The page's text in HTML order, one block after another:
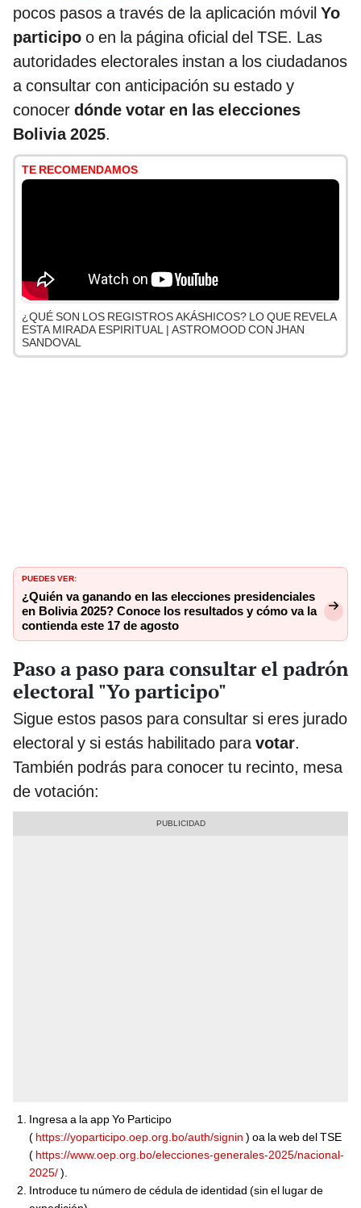
pocos pasos a través de la aplicación móvil Yo
participo o en la página oficial del TSE. Las
autoridades electorales instan a los ciudadanos
a consultar con anticipación su estado y
conocer dónde votar en las elecciones
Bolivia 2025.
TE RECOMENDAMOS
¿QUÉ SON LOS REGISTROS AKÁSHICOS? LO QUE REVELA
ESTA MIRADA ESPIRITUAL | ASTROMOOD CON JHAN
SANDOVAL
PUEDES VER:
¿Quién va ganando en las elecciones presidenciales
en Bolivia 2025? Conoce los resultados y cómo va la
contienda este 17 de agosto
Paso a paso para consultar el padrón
electoral "Yo participo"
Sigue estos pasos para consultar si eres jurado
electoral y si estás habilitado paravotar.
También podrás para conocer tu recinto, mesa
de votación:
Ingresa a la app Yo Participo
( https://yoparticipo.oep.org.bo/auth/signin ) oa la web del TSE
( https://www.oep.org.bo/elecciones-generales-2025/nacional-
2025/).
Introduce tu número de cédula de identidad (sin el lugar de